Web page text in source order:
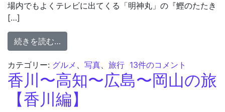
場内でもよくテレビに出てくる「明神丸」の『鰹のたたき
[…]
続きを読む…
カテゴリー: グルメ 、 写真、 旅行 香川〜高知〜広島〜岡山
13件のコメント
香川〜高知〜広島〜岡山の旅
【香川編】